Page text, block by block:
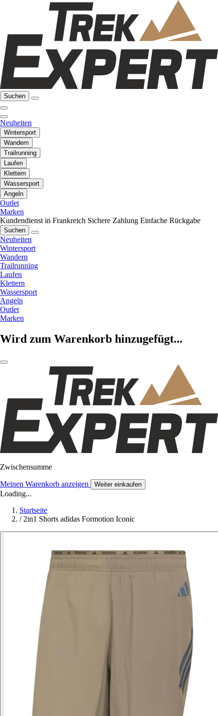
Suchen
Neuheiten
Wintersport
Wandern
Trailrunning
Laufen
Klettern
Wassersport
Angeln
Outlet
Marken
Kundendienst in Frankreich Sichere Zahlung Einfache Rückgabe
Suchen
Neuheiten
Wintersport
Wandern
Trailrunning
Laufen
Klettern
Wassersport
Angeln
Outlet
Marken
Wird zum Warenkorb hinzugefügt...
Zwischensumme
Meinen Warenkorb anzeigen Weiter einkaufen
Loading...
Startseite
/ 2in1 Shorts adidas Formotion Iconic